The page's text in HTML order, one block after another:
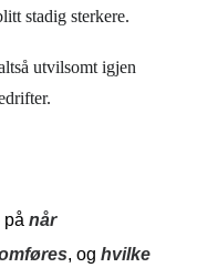
stadig sterkere.
utvilsomt igjen
på når
, og hvilke